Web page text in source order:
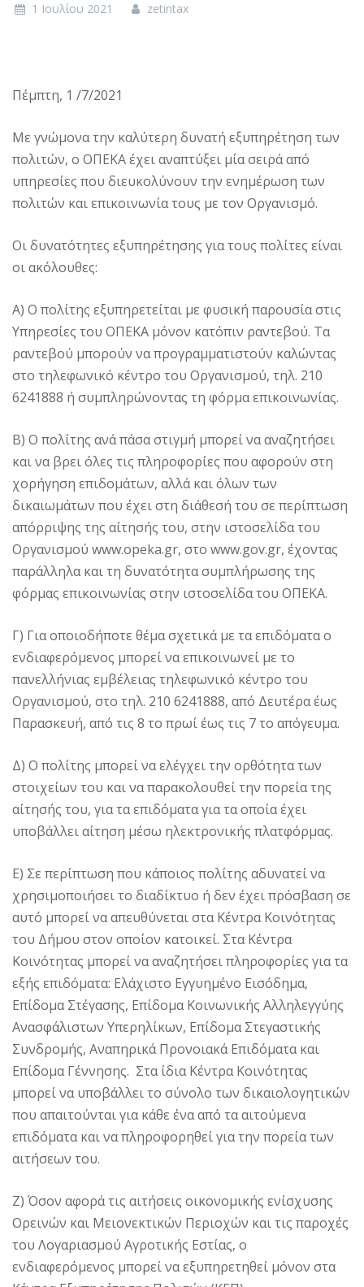
1 Ιουλίου 2021 zetintax
Πέμπτη, 1 /7/2021
Με γνώμονα την καλύτερη δυνατή εξυπηρέτηση των
πολιτών, ο ΟΠΕΚΑ έχει αναπτύξει μία σειρά από
υπηρεσίες που διευκολύνουν την ενημέρωση των
πολιτών και επικοινωνία τους με τον Οργανισμό.
Οι δυνατότητες εξυπηρέτησης για τους πολίτες είναι
οι ακόλουθες:
Α) Ο πολίτης εξυπηρετείται με φυσική παρουσία στις
Υπηρεσίες του ΟΠΕΚΑ μόνον κατόπιν ραντεβού. Τα
ραντεβού μπορούν να προγραμματιστούν καλώντας
στο τηλεφωνικό κέντρο του Οργανισμού, τηλ. 210
6241888 ή συμπληρώνοντας τη φόρμα επικοινωνίας.
Β) Ο πολίτης ανά πάσα στιγμή μπορεί να αναζητήσει
και να βρει όλες τις πληροφορίες που αφορούν στη
χορήγηση επιδομάτων, αλλά και όλων των
δικαιωμάτων που έχει στη διάθεσή του σε περίπτωση
απόρριψης της αίτησής του, στην ιστοσελίδα του
Οργανισμού www.opeka.gr, στο www.gov.gr, έχοντας
παράλληλα και τη δυνατότητα συμπλήρωσης της
φόρμας επικοινωνίας στην ιστοσελίδα του ΟΠΕΚΑ.
Γ) Για οποιοδήποτε θέμα σχετικά με τα επιδόματα ο
ενδιαφερόμενος μπορεί να επικοινωνεί με το
πανελλήνιας εμβέλειας τηλεφωνικό κέντρο του
Οργανισμού, στο τηλ. 210 6241888, από Δευτέρα έως
Παρασκευή, από τις 8 το πρωί έως τις 7 το απόγευμα.
Δ) Ο πολίτης μπορεί να ελέγχει την ορθότητα των
στοιχείων του και να παρακολουθεί την πορεία της
αίτησής του, για τα επιδόματα για τα οποία έχει
υποβάλλει αίτηση μέσω ηλεκτρονικής πλατφόρμας.
Ε) Σε περίπτωση που κάποιος πολίτης αδυνατεί να
χρησιμοποιήσει το διαδίκτυο ή δεν έχει πρόσβαση σε
αυτό μπορεί να απευθύνεται στα Κέντρα Κοινότητας
του Δήμου στον οποίον κατοικεί. Στα Κέντρα
Κοινότητας μπορεί να αναζητήσει πληροφορίες για τα
εξής επιδόματα: Ελάχιστο Εγγυημένο Εισόδημα,
Επίδομα Στέγασης, Επίδομα Κοινωνικής Αλληλεγγύης
Ανασφάλιστων Υπερηλίκων, Επίδομα Στεγαστικής
Συνδρομής, Αναπηρικά Προνοιακά Επιδόματα και
Επίδομα Γέννησης. Στα ίδια Κέντρα Κοινότητας
μπορεί να υποβάλλει το σύνολο των δικαιολογητικών
που απαιτούνται για κάθε ένα από τα αιτούμενα
επιδόματα και να πληροφορηθεί για την πορεία των
αιτήσεων του.
Ζ) Όσον αφορά τις αιτήσεις οικονομικής ενίσχυσης
Ορεινών και Μειονεκτικών Περιοχών και τις παροχές
του Λογαριασμού Αγροτικής Εστίας, ο
ενδιαφερόμενος μπορεί να εξυπηρετηθεί μόνον στα